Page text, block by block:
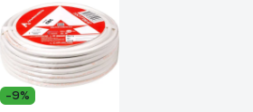
-9%